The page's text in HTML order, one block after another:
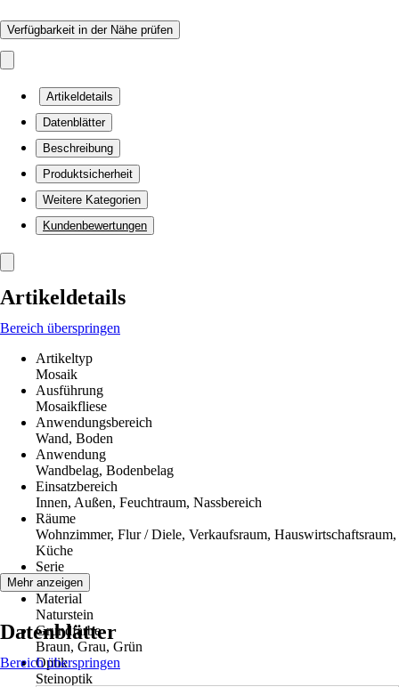
Verfügbarkeit in der Nähe prüfen
Artikeldetails
Datenblätter
Beschreibung
Produktsicherheit
Weitere Kategorien
Kundenbewertungen
Artikeldetails
Bereich überspringen
Artikeltyp
Mosaik
Ausführung
Mosaikfliese
Anwendungsbereich
Wand, Boden
Anwendung
Wandbelag, Bodenbelag
Einsatzbereich
Innen, Außen, Feuchtraum, Nassbereich
Räume
Wohnzimmer, Flur / Diele, Verkaufsraum, Hauswirtschaftsraum,
Küche
Serie
-
Material
Naturstein
Grundfarbe
Braun, Grau, Grün
Optik
Steinoptik
Mehr anzeigen
Datenblätter
Bereich überspringen